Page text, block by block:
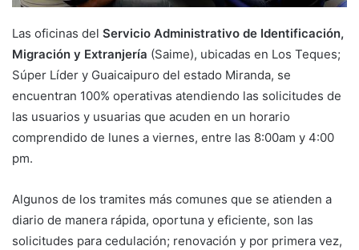
Las oficinas del Servicio Administrativo de Identificación,
Migración y Extranjería (Saime), ubicadas en Los Teques;
Súper Líder y Guaicaipuro del estado Miranda, se
encuentran 100% operativas atendiendo las solicitudes de
las usuarios y usuarias que acuden en un horario
comprendido de lunes a viernes, entre las 8:00am y 4:00
pm.
Algunos de los tramites más comunes que se atienden a
diario de manera rápida, oportuna y eficiente, son las
solicitudes para cedulación; renovación y por primera vez,